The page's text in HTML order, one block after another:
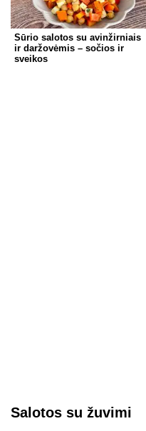
Sūrio salotos su avinžirniais
ir daržovėmis – sočios ir
sveikos
Salotos su žuvimi